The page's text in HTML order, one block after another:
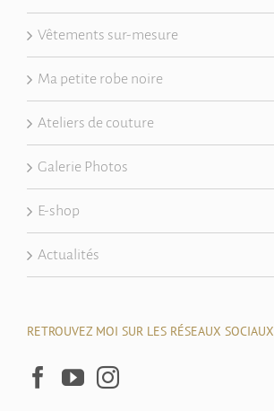
Vêtements sur-mesure
Ma petite robe noire
Ateliers de couture
Galerie Photos
E-shop
Actualités
RETROUVEZ MOI SUR LES RÉSEAUX SOCIAUX